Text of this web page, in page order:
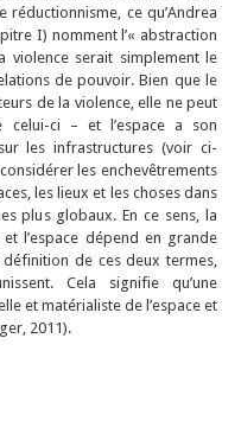
ce qu’Andrea
I) nomment l’« abstraction
violence serait simplement le
de pouvoir. Bien que le
de la violence, elle ne peut
ci – et l’espace a son
les infrastructures (voir ci-
les enchevêtrements
les lieux et les choses dans
plus globaux. En ce sens, la
l’espace dépend en grande
de ces deux termes,
Cela signifie qu’une
et matérialiste de l’espace et
2011).